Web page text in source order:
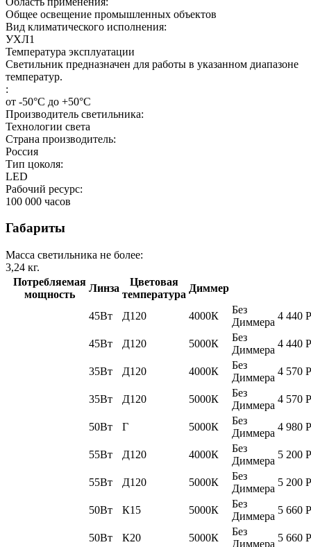
Общее освещение промышленных объектов
Вид климатического исполнения:
УХЛ1
Температура эксплуатации
Светильник предназначен для работы в указанном диапазоне
температур.
:
от -50°C до +50°C
Производитель светильника:
Технологии света
Страна производитель:
Россия
Тип цоколя:
LED
Рабочий ресурс:
100 000 часов
Габариты
Масса светильника не более:
3,24 кг.
Потребляемая
мощность
Линза
Цветовая
температура
Диммер
45Вт Д120 4000К
Без
Диммера
4 440 Р
45Вт Д120 5000К
Без
Диммера
4 440 Р
35Вт Д120 4000К
Без
Диммера
4 570 Р
35Вт Д120 5000К
Без
Диммера
4 570 Р
50Вт Г 5000К
Без
Диммера
4 980 Р
55Вт Д120 4000К
Без
Диммера
5 200 Р
55Вт Д120 5000К
Без
Диммера
5 200 Р
50Вт К15 5000К
Без
Диммера
5 660 Р
50Вт К20 5000К
Без
Диммера
5 660 Р